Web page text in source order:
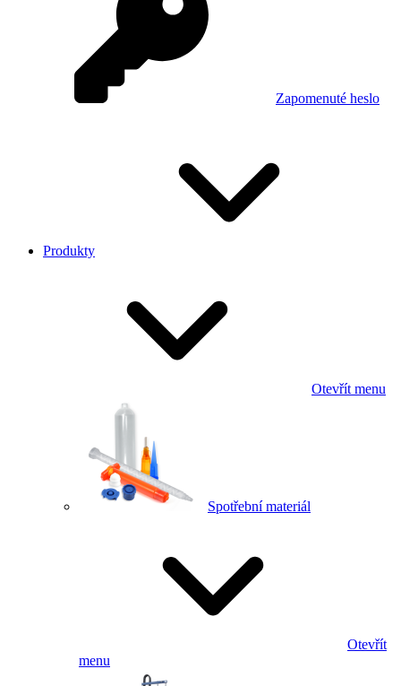
Zapomenuté heslo
Produkty
Otevřít menu
Spotřební materiál
Otevřít
menu